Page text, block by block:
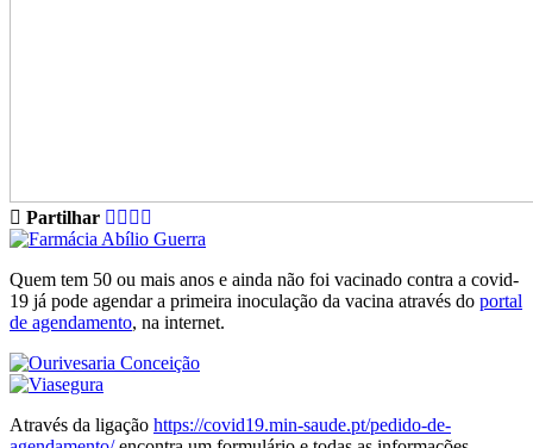
Partilhar
Quem tem 50 ou mais anos e ainda não foi vacinado contra a covid-
19 já pode agendar a primeira inoculação da vacina através do portal
de agendamento, na internet.
Através da ligação https://covid19.min-saude.pt/pedido-de-